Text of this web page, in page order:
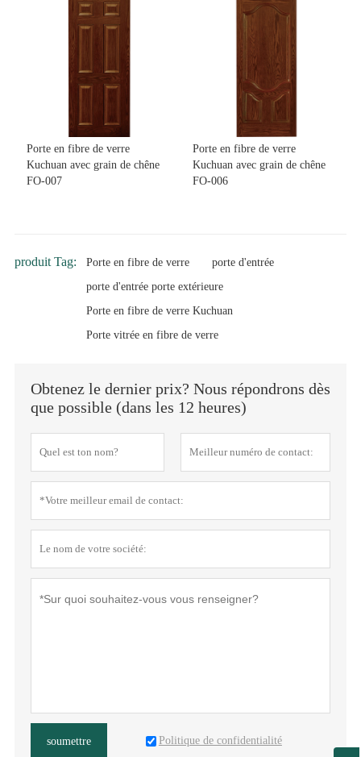
Porte en fibre de verre
Kuchuan avec grain de chêne
FO-007
Porte en fibre de verre
Kuchuan avec grain de chêne
FO-006
produit Tag: Porte en fibre de verre
porte d'entrée
porte d'entrée porte extérieure
Porte en fibre de verre Kuchuan
Porte vitrée en fibre de verre
Obtenez le dernier prix? Nous répondrons dès
que possible (dans les 12 heures)
soumettre Politique de confidentialité